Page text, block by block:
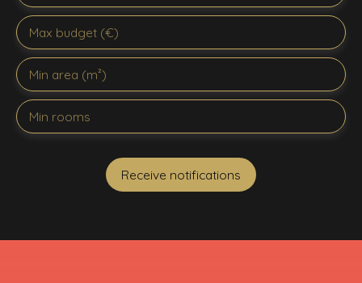
Max budget (€)
Min area (m²)
Min rooms
Receive notifications